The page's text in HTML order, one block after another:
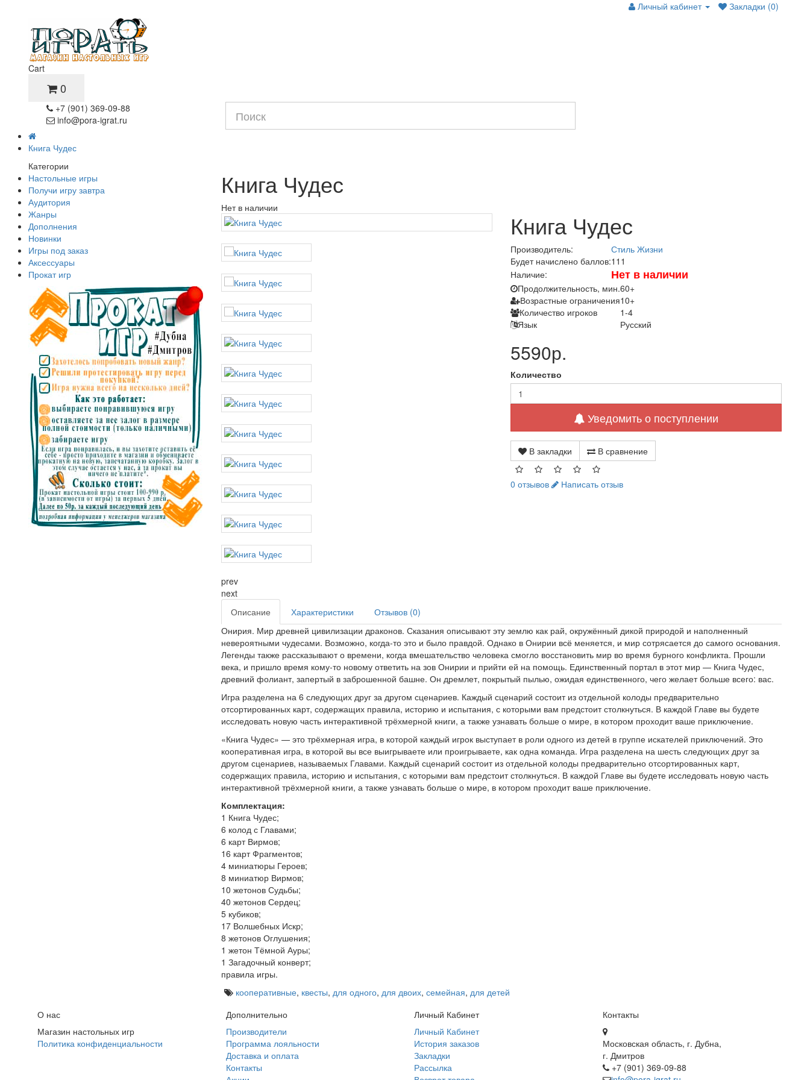
Личный кабинет Закладки (0)
Cart
0
+7 (901) 369-09-88
info@pora-igrat.ru
Книга Чудес
Категории
Настольные игры
Получи игру завтра
Аудитория
Жанры
Дополнения
Новинки
Игры под заказ
Аксессуары
Прокат игр
Книга Чудес
Нет в наличии
prev
next
Книга Чудес
Производитель:
Стиль Жизни
Будет начислено баллов:111
Наличие:
Нет в наличии
Продолжительность, мин.60+
Возрастные ограничения10+
Количество игроков
1-4
Язык
Русский
5590р.
Количество
Уведомить о поступлении
В закладки В сравнение
0 отзывов Написать отзыв
Описание Характеристики
Отзывов (0)
Онирия. Мир древней цивилизации драконов. Сказания описывают эту землю как рай, окружённый дикой природой и наполненный
невероятными чудесами. Возможно, когда-то это и было правдой. Однако в Онирии всё меняется, и мир сотрясается до самого основания.
Легенды также рассказывают о времени, когда вмешательство человека смогло восстановить мир во время бурного конфликта. Прошли
века, и пришло время кому-то новому ответить на зов Онирии и прийти ей на помощь. Единственный портал в этот мир — Книга Чудес,
древний фолиант, запертый в заброшенной башне. Он дремлет, покрытый пылью, ожидая единственного, чего желает больше всего: вас.
Игра разделена на 6 следующих друг за другом сценариев. Каждый сценарий состоит из отдельной колоды предварительно
отсортированных карт, содержащих правила, историю и испытания, с которыми вам предстоит столкнуться. В каждой Главе вы будете
исследовать новую часть интерактивной трёхмерной книги, а также узнавать больше о мире, в котором проходит ваше приключение.
«Книга Чудес» — это трёхмерная игра, в которой каждый игрок выступает в роли одного из детей в группе искателей приключений. Это
кооперативная игра, в которой вы все выигрываете или проигрываете, как одна команда. Игра разделена на шесть следующих друг за
другом сценариев, называемых Главами. Каждый сценарий состоит из отдельной колоды предварительно отсортированных карт,
содержащих правила, историю и испытания, с которыми вам предстоит столкнуться. В каждой Главе вы будете исследовать новую часть
интерактивной трёхмерной книги, а также узнавать больше о мире, в котором проходит ваше приключение.
Комплектация:
1 Книга Чудес;
6 колод с Главами;
6 карт Вирмов;
16 карт Фрагментов;
4 миниатюры Героев;
8 миниатюр Вирмов;
10 жетонов Судьбы;
40 жетонов Сердец;
5 кубиков;
17 Волшебных Искр;
8 жетонов Оглушения;
1 жетон Тёмной Ауры;
1 Загадочный конверт;
правила игры.
кооперативные, квесты, для одного, для двоих, семейная, для детей
О нас
Магазин настольных игр
Политика конфиденциальности
Дополнительно
Производители
Программа лояльности
Доставка и оплата
Контакты
Личный Кабинет
Личный Кабинет
История заказов
Закладки
Рассылка
Контакты
Московская область, г. Дубна,
г. Дмитров
+7 (901) 369-09-88